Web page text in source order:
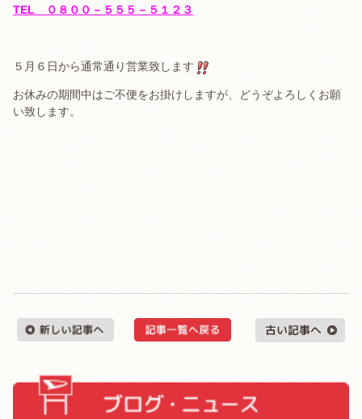
TEL ０８００－５５５－５１２３
５月６日から通常通り営業致します
お休みの期間中はご不便をお掛けしますが、どうぞよろしくお願
い致します。